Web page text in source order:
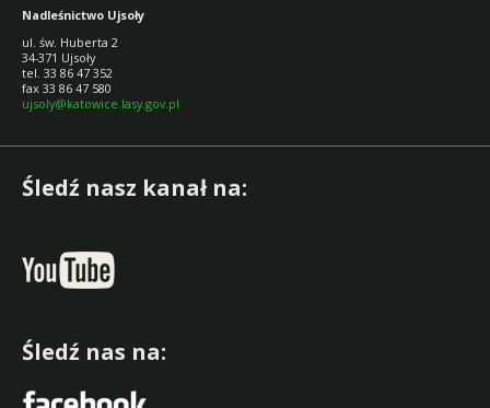
Nadleśnictwo Ujsoły
ul. św. Huberta 2
34-371 Ujsoły
tel. 33 86 47 352
fax 33 86 47 580
ujsoly@katowice.lasy.gov.pl
Śledź nasz kanał na:
Śledź nas na: